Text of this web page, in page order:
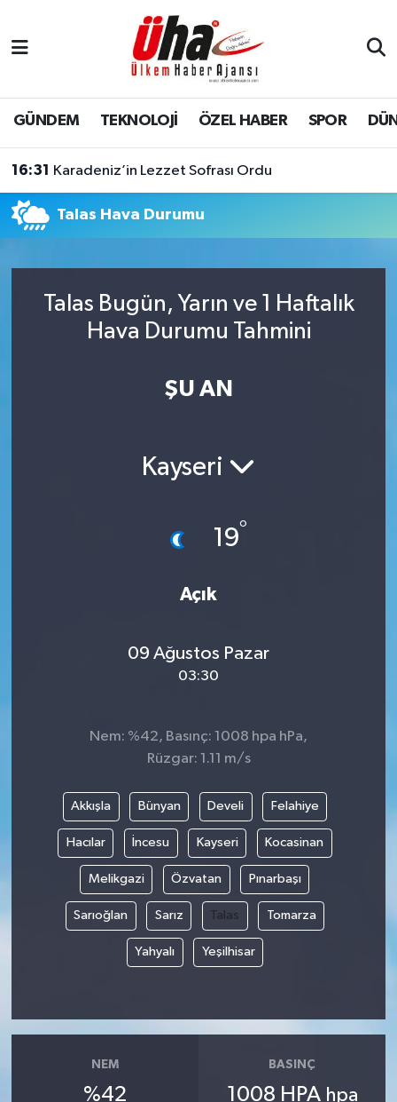
GÜNDEM TEKNOLOJİ ÖZEL HABER SPOR
16:31 Karadeniz’in Lezzet Sofrası Ordu
Talas Hava Durumu
Talas Bugün, Yarın ve 1 Haftalık
Hava Durumu Tahmini
ŞU AN
Kayseri
19°
Açık
09 Ağustos Pazar
03:30
Nem: %42, Basınç: 1008 hpa hPa,
Rüzgar: 1.11 m/s
Akkışla Bünyan Develi Felahiye
Hacılar İncesu Kayseri Kocasinan
Melikgazi Özvatan Pınarbaşı
Sarıoğlan Sarız Talas Tomarza
Yahyalı Yeşilhisar
NEM
%42
BASINÇ
1008 HPA hpa
İstanbul Nöbetçi Eczaneler
İstanbul Hava Durumu
Tüm Manşetler
Son Dakika Haberleri